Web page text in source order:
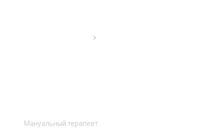
Мануальный терапевт